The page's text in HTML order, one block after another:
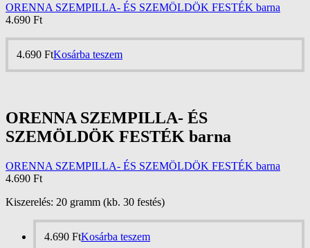
ORENNA SZEMPILLA- ÉS SZEMÖLDÖK FESTÉK barna
4.690 Ft
4.690 FtKosárba teszem
ORENNA SZEMPILLA- ÉS
SZEMÖLDÖK FESTÉK barna
ORENNA SZEMPILLA- ÉS SZEMÖLDÖK FESTÉK barna
4.690 Ft
Kiszerelés: 20 gramm (kb. 30 festés)
4.690 FtKosárba teszem